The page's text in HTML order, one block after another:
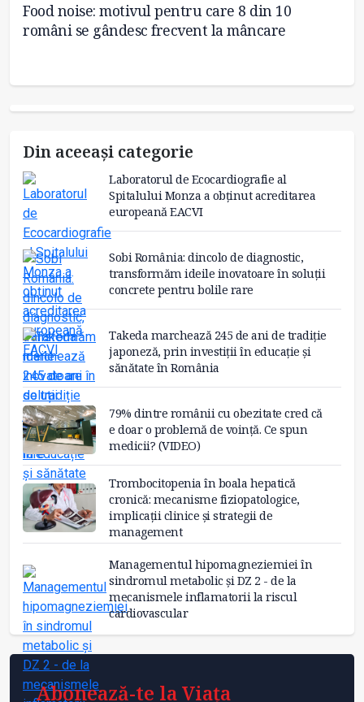
Food noise: motivul pentru care 8 din 10
români se gândesc frecvent la mâncare
Din aceeași categorie
Laboratorul de Ecocardiografie al
Spitalului Monza a obținut acreditarea
europeană EACVI
Sobi România: dincolo de diagnostic,
transformăm ideile inovatoare în soluții
concrete pentru bolile rare
Takeda marchează 245 de ani de tradiție
japoneză, prin investiții în educație și
sănătate în România
79% dintre românii cu obezitate cred că
e doar o problemă de voință. Ce spun
medicii? (VIDEO)
Trombocitopenia în boala hepatică
cronică: mecanisme fiziopatologice,
implicații clinice și strategii de
management
Managementul hipomagneziemiei în
sindromul metabolic și DZ 2 - de la
mecanismele inflamatorii la riscul
cardiovascular
Abonează-te la Viața